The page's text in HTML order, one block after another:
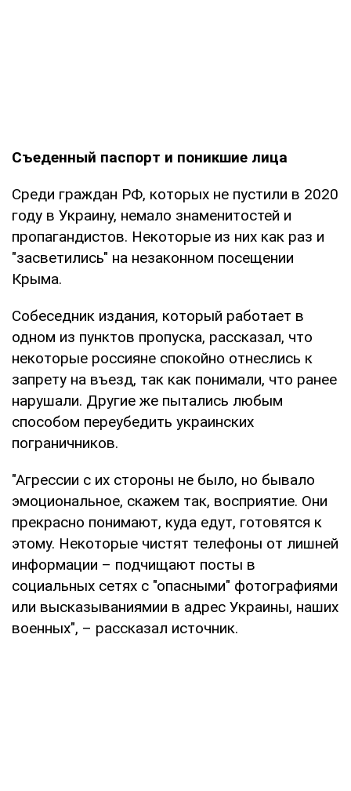
Съеденный паспорт и поникшие лица
Среди граждан РФ, которых не пустили в 2020
году в Украину, немало знаменитостей и
пропагандистов. Некоторые из них как раз и
"засветились" на незаконном посещении
Крыма.
Собеседник издания, который работает в
одном из пунктов пропуска, рассказал, что
некоторые россияне спокойно отнеслись к
запрету на въезд, так как понимали, что ранее
нарушали. Другие же пытались любым
способом переубедить украинских
пограничников.
"Агрессии с их стороны не было, но бывало
эмоциональное, скажем так, восприятие. Они
прекрасно понимают, куда едут, готовятся к
этому. Некоторые чистят телефоны от лишней
информации – подчищают посты в
социальных сетях с "опасными" фотографиями
или высказываниямии в адрес Украины, наших
военных", – рассказал источник.